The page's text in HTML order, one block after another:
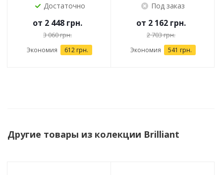
Достаточно
от 2 448 грн.
3 060 грн.
Экономия 612 грн.
Под заказ
от 2 162 грн.
2 703 грн.
Экономия 541 грн.
Другие товары из колекции Brilliant